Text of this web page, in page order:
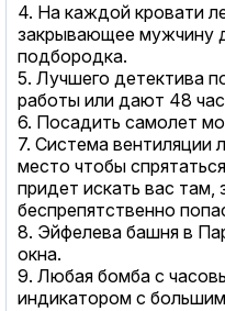
4. На каждой кровати
закрывающее мужчину
подбородка.
5. Лучшего детектива
работы или дают 48
6. Посадить самолет
7. Система вентиляции
место чтобы
придет искать вас
беспрепятственно
8. Эйфелева башня в
окна.
9. Любая бомба с
индикатором с